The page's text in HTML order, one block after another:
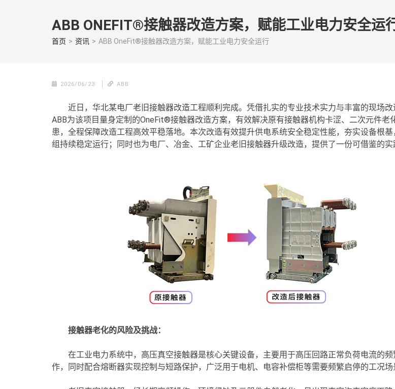
ABB ONEFIT®接触器改造方案，赋能工业电力安全运
首页 > 资讯 > ABB OneFit®接触器改造方案，赋能工业电力安全运行
2026/06/23 ABB
近日，华北某电厂老旧接触器改造工程顺利完成。凭借扎实的专业技术实力与丰富的现场改
ABB为该项目量身定制的OneFit®接触器改造方案，有效解决原有接触器机构卡涩、二次元件老
患，全程保障改造工程高效平稳落地。本次改造有效提升供电系统安全稳定性能，夯实设备根
组持续稳定运行；同时也为电厂、冶金、工矿企业老旧接触器升级改造，提供了一份可借鉴的实
接触器老化的风险及挑战：
在工业电力系统中，高压真空接触器是核心关键设备，主要用于高压回路正常负荷电流的
作，同时配合熔断器实现控制与短路保护，广泛用于电机、电容补偿柜等需要频繁启停的工况场